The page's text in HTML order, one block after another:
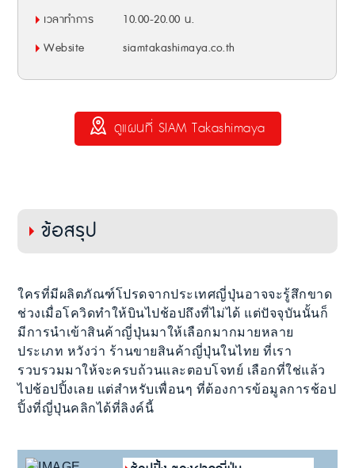
เวลาทำการ
10.00-20.00 น.
Website
siamtakashimaya.co.th
ดูแผนที่ SIAM Takashimaya
ข้อสรุป
ใครที่มีผลิตภัณฑ์โปรดจากประเทศญี่ปุ่นอาจจะรู้สึกขาด
ช่วงเมื่อโควิดทำให้บินไปช้อปถึงที่ไม่ได้ แต่ปัจจุบันนั้นก็
มีการนำเข้าสินค้าญี่ปุ่นมาให้เลือกมากมายหลาย
ประเภท หวังว่า ร้านขายสินค้าญี่ปุ่นในไทย ที่เรา
รวบรวมมาให้จะครบถ้วนและตอบโจทย์ เลือกที่ใช่แล้ว
ไปช้อปปิ้งเลย แต่สำหรับเพื่อนๆ ที่ต้องการข้อมูลการช้อป
ปิ้งที่ญี่ปุ่นคลิกได้ที่ลิงค์นี้